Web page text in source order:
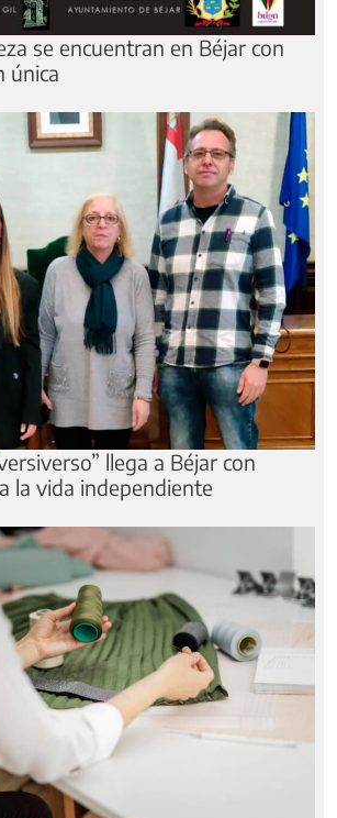
se encuentran en Béjar con
única
llega a Béjar con
la vida independiente